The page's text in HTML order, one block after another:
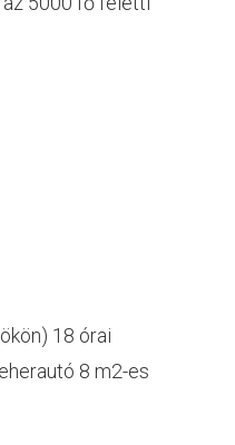
18 órai
8 m2-es